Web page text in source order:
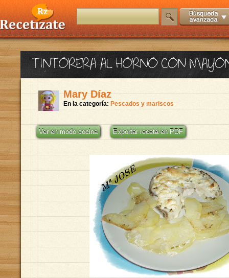
TINTORERA AL HORNO CON
Mary Díaz
En la categoría: Pescados y mariscos
Ver en modo cocina Exportar receta en PDF